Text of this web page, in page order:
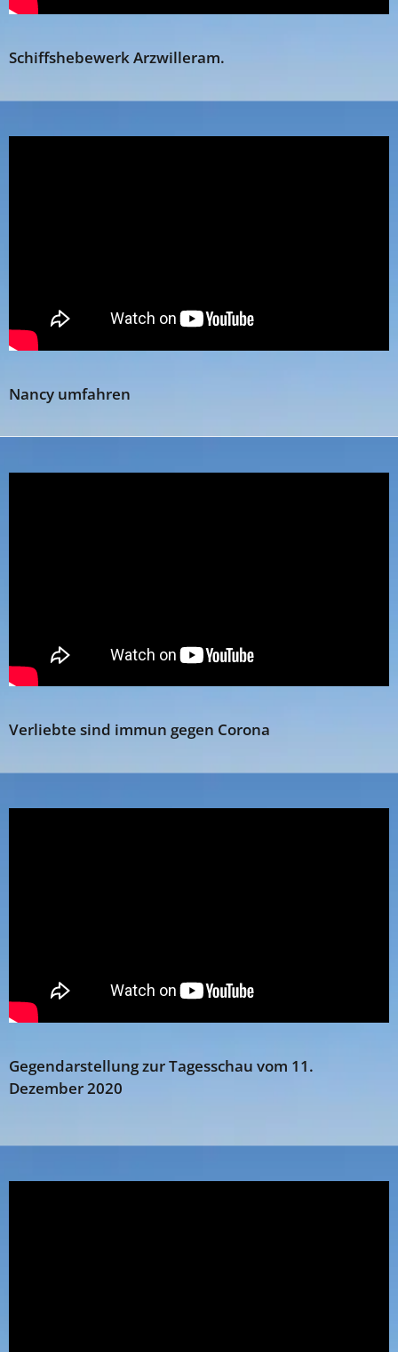
Schiffshebewerk Arzwilleram.
Nancy umfahren
Verliebte sind immun gegen Corona
Gegendarstellung zur Tagesschau vom 11.
Dezember 2020